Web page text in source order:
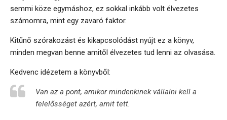
semmi köze egymáshoz, ez sokkal inkább volt élvezetes
számomra, mint egy zavaró faktor.
Kitűnő szórakozást és kikapcsolódást nyújt ez a könyv,
minden megvan benne amitől élvezetes tud lenni az olvasása.
Kedvenc idézetem a könyvből:
Van az a pont, amikor mindenkinek vállalni kell a
felelősséget azért, amit tett.